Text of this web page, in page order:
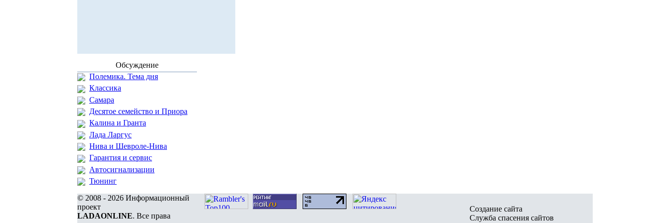
Обсуждение
Полемика. Тема дня
Классика
Самара
Десятое семейство и Приора
Калина и Гранта
Лада Ларгус
Нива и Шевроле-Нива
Гарантия и сервис
Автосигнализации
Тюнинг
© 2008 - 2026 Информационный
проект
LADAONLINE. Все права
Создание сайта
Служба спасения сайтов